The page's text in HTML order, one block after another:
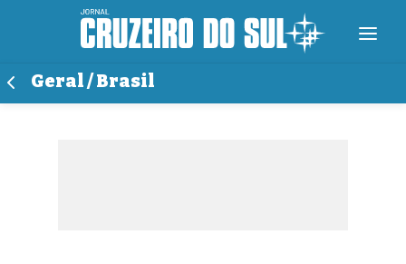
Geral / Brasil